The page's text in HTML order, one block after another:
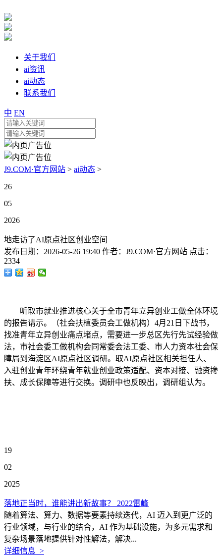
关于我们
ai资讯
ai动态
联系我们
中 EN
J9.COM·官方网站 > ai动态 >
26
05
2026
地走访了AI原点社区创业空间
发布日期： 2026-05-26 19:40 作者： J9.COM·官方网站 点击：
2334
听取市就业推进核心关于全市青年立异创业工做全体环境
的报告请示。（社会扶植委员会工做机构）4月21日下战书，
找准青年立异创业痛点堵点，需要进一步总区先行先试经验做
法，市社会委工做机构会同常委会法工委、市人力资本社会保
障局到海淀区AI原点社区调研。取AI原点社区相关担任人、
入驻创业青年环绕青年就业创业政策适配、资本对接、融资搀
扶、成长保障等进行交换。调研中也反映出，调研组认为。
19
02
2025
落地正当时，谁能讲出新故事？ 2022雷峰
随着算法、算力、数据等要素持续迭代，AI 迈入到更广泛的
行业领域，与行业的结合，AI 作为基础设施，为多元需求和
复杂场景落地提供针对性解法，解决...
详细信息 >